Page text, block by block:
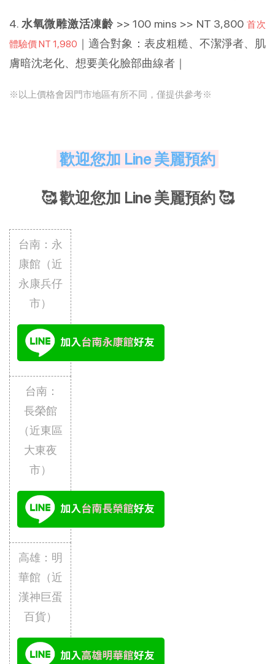
4. 水氧微雕激活凍齡>> 100 mins >> NT 3,800首次
體驗價 NT 1,980 ｜適合對象：表皮粗糙、不潔淨者、肌
膚暗沈老化、想要美化臉部曲線者｜
※以上價格會因門市地區有所不同，僅提供參考※
歡迎您加 Line 美麗預約
🥰 歡迎您加 Line 美麗預約 🥰
台南：永
康館（近
永康兵仔
市）
台南：
長榮館
（近東區
大東夜
市）
高雄：明
華館（近
漢神巨蛋
百貨）